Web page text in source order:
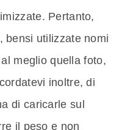
Pertanto,
bensi utilizzate nomi
meglio quella foto,
inoltre, di
di caricarle sul
il peso e non